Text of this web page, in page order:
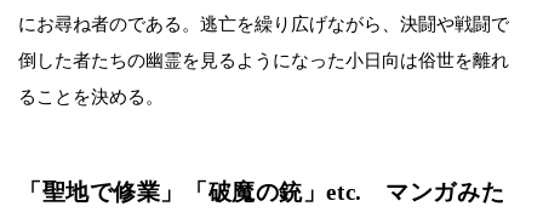
にお尋ね者のである。逃亡を繰り広げながら、決闘や戦闘で
倒した者たちの幽霊を見るようになった小日向は俗世を離れ
ることを決める。
「聖地で修業」「破魔の銃」etc. マンガみた